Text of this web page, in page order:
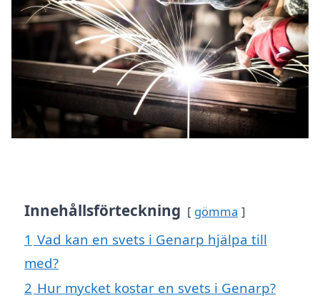
Innehållsförteckning gömma
1 Vad kan en svets i Genarp hjälpa till
med?
2 Hur mycket kostar en svets i Genarp?